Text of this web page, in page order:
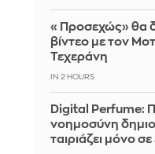
«Προσεχώς» θα
βίντεο με τον
Τεχεράνη
IN 2 HOURS
Digital Perfume:
νοημοσύνη
ταιριάζει μόνο